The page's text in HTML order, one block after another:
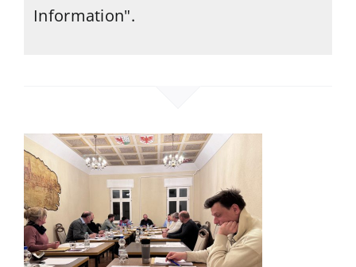
Information".